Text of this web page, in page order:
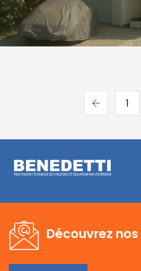
Villa
1
Découvrez